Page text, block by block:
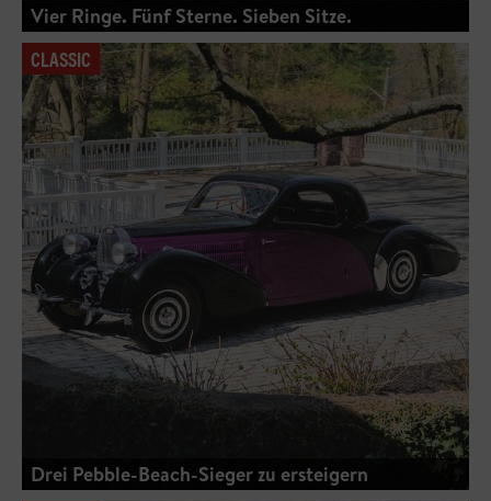
Vier Ringe. Fünf Sterne. Sieben Sitze.
CLASSIC
Drei Pebble-Beach-Sieger zu ersteigern